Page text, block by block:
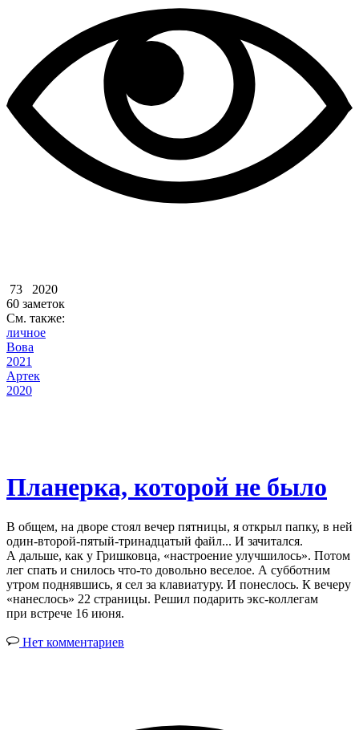
73
2020
60 заметок
См. также:
личное
Вова
2021
Артек
2020
Планерка, которой не было
В общем, на дворе стоял вечер пятницы, я открыл папку, в ней
один-второй-пятый-тринадцатый файл... И зачитался.
А дальше, как у Гришковца, «настроение улучшилось». Потом
лег спать и снилось что-то довольно веселое. А субботним
утром поднявшись, я сел за клавиатуру. И понеслось. К вечеру
«нанеслось» 22 страницы. Решил подарить экс-коллегам
при встрече 16 июня.
Нет комментариев